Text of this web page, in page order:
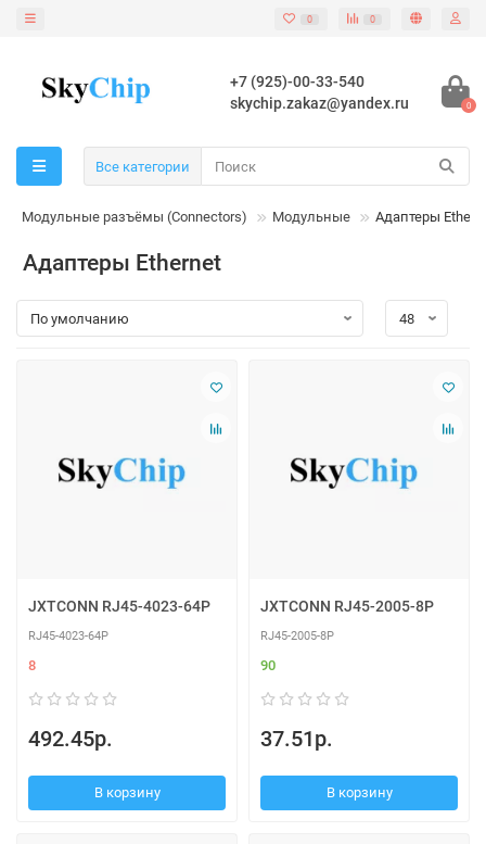
0 0
+7 (925)-00-33-540
skychip.zakaz@yandex.ru
0
Все категории
Модульные разъёмы (Connectors) Модульные Адаптеры
Адаптеры Ethernet
JXTCONN RJ45-4023-64P
RJ45-4023-64P
8
492.45р.
В корзину
JXTCONN RJ45-2005-8P
RJ45-2005-8P
90
37.51р.
В корзину